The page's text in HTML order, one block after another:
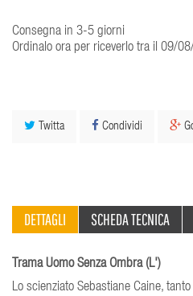
Consegna in 3-5 giorni
Ordinalo ora per riceverlo tra il 09/
Twitta Condividi
DETTAGLI SCHEDA TECNICA
Trama Uomo Senza Ombra (L')
Lo scienziato Sebastiane Caine,